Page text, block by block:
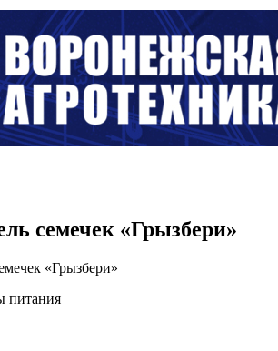
семечек «Грызбери»
питания